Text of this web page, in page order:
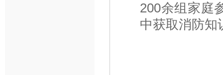
200余组家庭
中获取消防知